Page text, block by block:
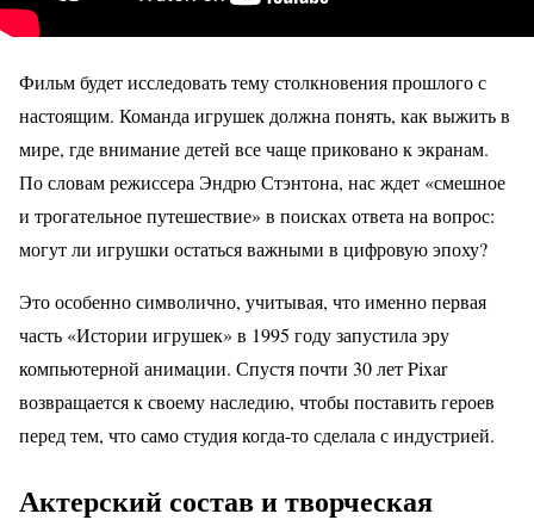
Фильм будет исследовать тему столкновения прошлого с
настоящим. Команда игрушек должна понять, как выжить в
мире, где внимание детей все чаще приковано к экранам.
По словам режиссера Эндрю Стэнтона, нас ждет «смешное
и трогательное путешествие» в поисках ответа на вопрос:
могут ли игрушки остаться важными в цифровую эпоху?
Это особенно символично, учитывая, что именно первая
часть «Истории игрушек» в 1995 году запустила эру
компьютерной анимации. Спустя почти 30 лет Pixar
возвращается к своему наследию, чтобы поставить героев
перед тем, что само студия когда-то сделала с индустрией.
Актерский состав и творческая